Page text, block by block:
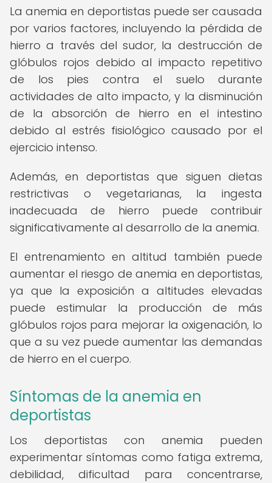
La anemia en deportistas puede ser causada
por varios factores, incluyendo la pérdida de
hierro a través del sudor, la destrucción de
glóbulos rojos debido al impacto repetitivo
de los pies contra el suelo durante
actividades de alto impacto, y la disminución
de la absorción de hierro en el intestino
debido al estrés fisiológico causado por el
ejercicio intenso.
Además, en deportistas que siguen dietas
restrictivas o vegetarianas, la ingesta
inadecuada de hierro puede contribuir
significativamente al desarrollo de la anemia.
El entrenamiento en altitud también puede
aumentar el riesgo de anemia en deportistas,
ya que la exposición a altitudes elevadas
puede estimular la producción de más
glóbulos rojos para mejorar la oxigenación, lo
que a su vez puede aumentar las demandas
de hierro en el cuerpo.
Síntomas de la anemia en
deportistas
Los deportistas con anemia pueden
experimentar síntomas como fatiga extrema,
debilidad, dificultad para concentrarse,